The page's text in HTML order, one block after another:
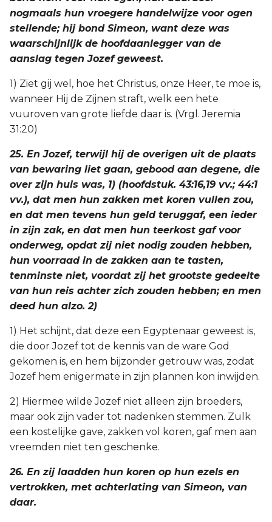
nogmaals hun vroegere handelwijze voor ogen
stellende; hij bond Simeon, want deze was
waarschijnlijk de hoofdaanlegger van de
aanslag tegen Jozef geweest.
1) Ziet gij wel, hoe het Christus, onze Heer, te moe is,
wanneer Hij de Zijnen straft, welk een hete
vuuroven van grote liefde daar is. (Vrgl. Jeremia
31:20)
25. En Jozef, terwijl hij de overigen uit de plaats
van bewaring liet gaan, gebood aan degene, die
over zijn huis was, 1) (hoofdstuk. 43:16,19 vv.; 44:1
vv.), dat men hun zakken met koren vullen zou,
en dat men tevens hun geld teruggaf, een ieder
in zijn zak, en dat men hun teerkost gaf voor
onderweg, opdat zij niet nodig zouden hebben,
hun voorraad in de zakken aan te tasten,
tenminste niet, voordat zij het grootste gedeelte
van hun reis achter zich zouden hebben; en men
deed hun alzo. 2)
1) Het schijnt, dat deze een Egyptenaar geweest is,
die door Jozef tot de kennis van de ware God
gekomen is, en hem bijzonder getrouw was, zodat
Jozef hem enigermate in zijn plannen kon inwijden.
2) Hiermee wilde Jozef niet alleen zijn broeders,
maar ook zijn vader tot nadenken stemmen. Zulk
een kostelijke gave, zakken vol koren, gaf men aan
vreemden niet ten geschenke.
26. En zij laadden hun koren op hun ezels en
vertrokken, met achterlating van Simeon, van
daar.